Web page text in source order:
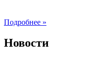
Подробнее »
Новости